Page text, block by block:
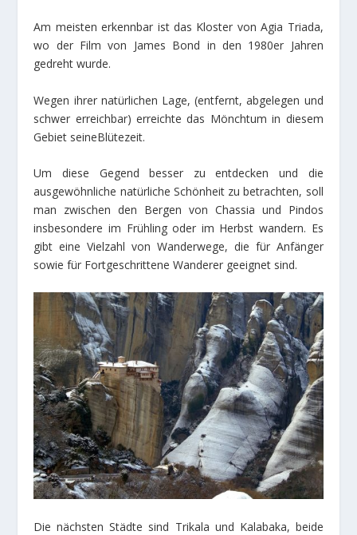
Am meisten erkennbar ist das Kloster von Agia Triada,
wo der Film von James Bond in den 1980er Jahren
gedreht wurde.
Wegen ihrer natürlichen Lage, (entfernt, abgelegen und
schwer erreichbar) erreichte das Mönchtum in diesem
Gebiet seineBlütezeit.
Um diese Gegend besser zu entdecken und die
ausgewöhnliche natürliche Schönheit zu betrachten, soll
man zwischen den Bergen von Chassia und Pindos
insbesondere im Frühling oder im Herbst wandern. Es
gibt eine Vielzahl von Wanderwege, die für Anfänger
sowie für Fortgeschrittene Wanderer geeignet sind.
Die nächsten Städte sind Trikala und Kalabaka, beide